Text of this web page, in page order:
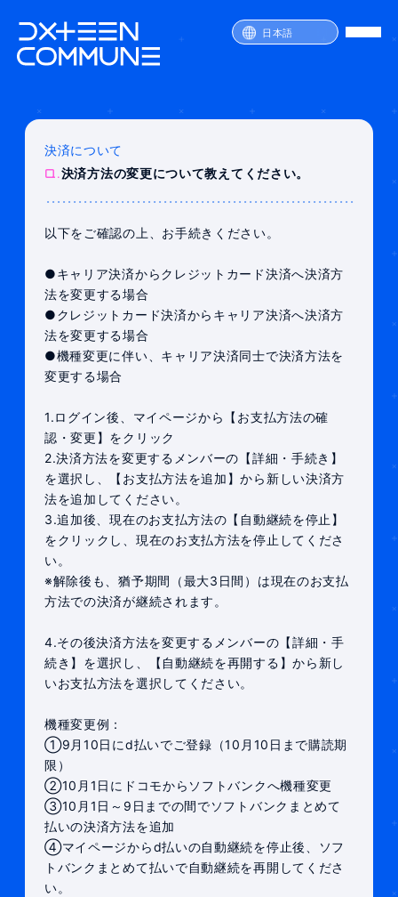
日本語
SERVICE
PRICE
ATTENTION
FAQ
決済について
Q.決済方法の変更について教えてください。
以下をご確認の上、お手続きください。
●キャリア決済からクレジットカード決済へ決済方
法を変更する場合
●クレジットカード決済からキャリア決済へ決済方
法を変更する場合
●機種変更に伴い、キャリア決済同士で決済方法を
変更する場合
1.ログイン後、マイページから【お支払方法の確
認・変更】をクリック
2.決済方法を変更するメンバーの【詳細・手続き】
を選択し、【お支払方法を追加】から新しい決済方
法を追加してください。
3.追加後、現在のお支払方法の【自動継続を停止】
をクリックし、現在のお支払方法を停止してくださ
い。
※解除後も、猶予期間（最大3日間）は現在のお支払
方法での決済が継続されます。
4.その後決済方法を変更するメンバーの【詳細・手
続き】を選択し、【自動継続を再開する】から新し
いお支払方法を選択してください。
機種変更例：
①9月10日にd払いでご登録（10月10日まで購読期
限）
②10月1日にドコモからソフトバンクへ機種変更
③10月1日～9日までの間でソフトバンクまとめて
払いの決済方法を追加
④マイページからd払いの自動継続を停止後、ソフ
トバンクまとめて払いで自動継続を再開してくださ
い。